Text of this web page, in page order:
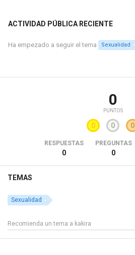
ACTIVIDAD PÚBLICA RECIENTE
Ha empezado a seguir el tema Sexualidad
0
PUNTOS
0 0 0
RESPUESTAS
0
PREGUNTAS
0
TEMAS
Sexualidad